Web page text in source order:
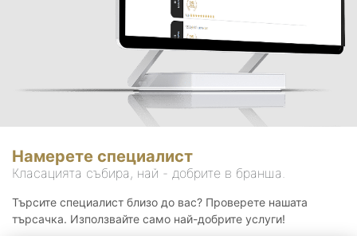
Намерете специалист
Класацията събира, най - добрите в бранша.
Търсите специалист близо до вас? Проверете нашата
търсачка. Използвайте само най-добрите услуги!